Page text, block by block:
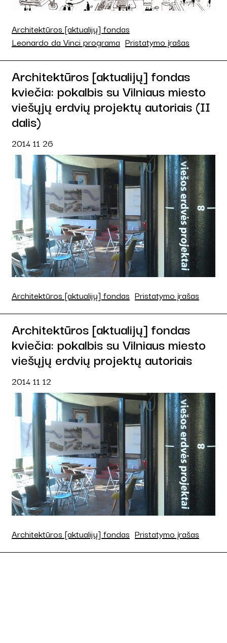
Architektūros [aktualijų] fondas
Leonardo da Vinci programa Pristatymo įrašas
Architektūros [aktualijų] fondas
kviečia: pokalbis su Vilniaus miesto
viešųjų erdvių projektų autoriais (II
dalis)
2014 11 26
Architektūros [aktualijų] fondas Pristatymo įrašas
Architektūros [aktualijų] fondas
kviečia: pokalbis su Vilniaus miesto
viešųjų erdvių projektų autoriais
2014 11 12
Architektūros [aktualijų] fondas Pristatymo įrašas